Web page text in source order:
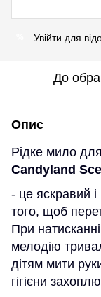
Увійти для
До
Опис
Рідке мило
Candyland
- це яскравий
того, щоб
При
мелодію
дітям мити
гігієни